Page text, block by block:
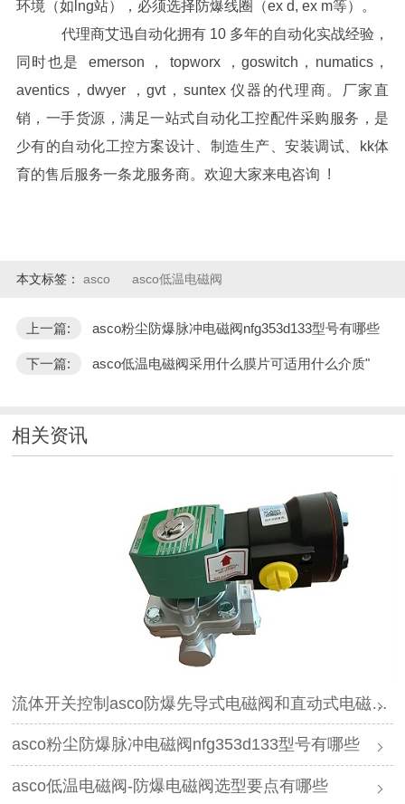
环境（如lng站），必须选择防爆线圈（ex d, ex m等）。
代理商艾迅自动化拥有 10 多年的自动化实战经验，
同时也是 emerson ， topworx ，goswitch，numatics，
aventics，dwyer ，gvt，suntex 仪器的代理商。厂家直
销，一手货源，满足一站式自动化工控配件采购服务，是
少有的自动化工控方案设计、制造生产、安装调试、kk体
育的售后服务一条龙服务商。欢迎大家来电咨询 !
本文标签： asco asco低温电磁阀
上一篇: asco粉尘防爆脉冲电磁阀nfg353d133型号有哪些
下一篇: asco低温电磁阀采用什么膜片可适用什么介质"
相关资讯
流体开关控制asco防爆先导式电磁阀和直动式电磁阀怎样选择
asco粉尘防爆脉冲电磁阀nfg353d133型号有哪些
asco低温电磁阀-防爆电磁阀选型要点有哪些